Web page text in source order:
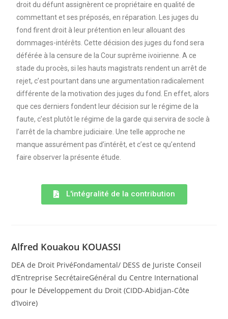
droit du défunt assignèrent ce propriétaire en qualité de
commettant et ses préposés, en réparation. Les juges du
fond firent droit à leur prétention en leur allouant des
dommages-intérêts. Cette décision des juges du fond sera
déférée à la censure de la Cour suprême ivoirienne. A ce
stade du procès, si les hauts magistrats rendent un arrêt de
rejet, c’est pourtant dans une argumentation radicalement
différente de la motivation des juges du fond. En effet, alors
que ces derniers fondent leur décision sur le régime de la
faute, c’est plutôt le régime de la garde qui servira de socle à
l’arrêt de la chambre judiciaire. Une telle approche ne
manque assurément pas d’intérêt, et c’est ce qu’entend
faire observer la présente étude.
L'intégralité de la contribution
Alfred Kouakou KOUASSI
DEA de Droit PrivéFondamental/ DESS de Juriste Conseil
d’Entreprise SecrétaireGénéral du Centre International
pour le Développement du Droit (CIDD-Abidjan-Côte
d’Ivoire)